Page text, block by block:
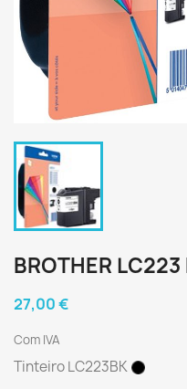
BROTHER LC223
27,00 €
Com IVA
Tinteiro LC223BK